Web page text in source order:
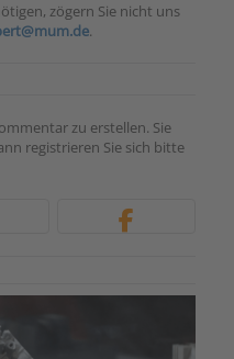
zögern Sie nicht uns
.
zu erstellen. Sie
registrieren Sie sich bitte